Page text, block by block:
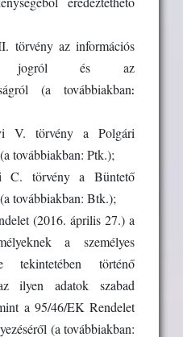
törvény az információs
jogról és az
(a továbbiakban:
V. törvény a Polgári
továbbiakban: Ptk.);
C. törvény a Büntető
továbbiakban: Btk.);
(2016. április 27.) a
a személyes
tekintetében történő
ilyen adatok szabad
a 95/46/EK Rendelet
(a továbbiakban: